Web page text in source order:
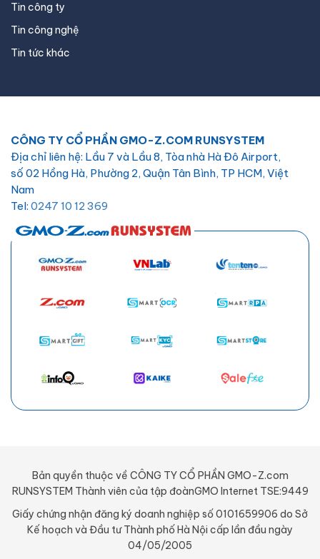
Tin công ty
Tin công nghệ
Tin tức khác
CÔNG TY CỔ PHẦN GMO-Z.COM RUNSYSTEM
Địa chỉ liên hệ: Lầu 7 và Lầu 8, Tòa nhà Hà Đô Airport,
số 02 Hồng Hà, Phường 2, Quận Tân Bình, TP HCM, Việt
Nam
Tel: 0247 10 12 369
Email: hotro@hostify.vn
Bản quyền thuộc về CÔNG TY CỔ PHẦN GMO-Z.com
RUNSYSTEM Thành viên của tập đoànGMO Internet TSE:9449
Giấy chứng nhận đăng ký doanh nghiệp số 0101659906 do Sở
Kế hoạch và Đầu tư Thành phố Hà Nội cấp lần đầu ngày
04/05/2005